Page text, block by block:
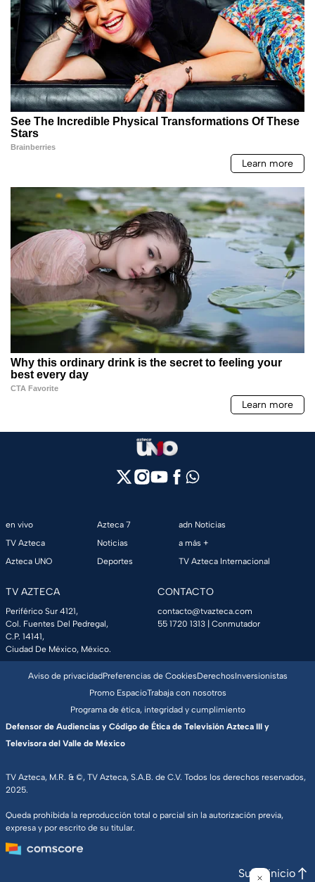
en vivo
TV Azteca
Azteca UNO
Azteca 7
Noticias
Deportes
adn Noticias
a más +
TV Azteca Internacional
TV AZTECA
Periférico Sur 4121,
Col. Fuentes Del Pedregal,
C.P. 14141,
Ciudad De México, México.
CONTACTO
contacto@tvazteca.com
55 1720 1313 | Conmutador
TV Azteca, M.R. & ©, TV Azteca, S.A.B. de C.V. Todos los derechos reservados,
2025.
Queda prohibida la reproducción total o parcial sin la autorización previa,
expresa y por escrito de su titular.
Aviso de privacidadPreferencias de CookiesDerechosInversionistas
Promo EspacioTrabaja con nosotros
Programa de ética, integridad y cumplimiento
Defensor de Audiencias y Código de Ética de Televisión Azteca III y
Televisora del Valle de México
Subir inicio